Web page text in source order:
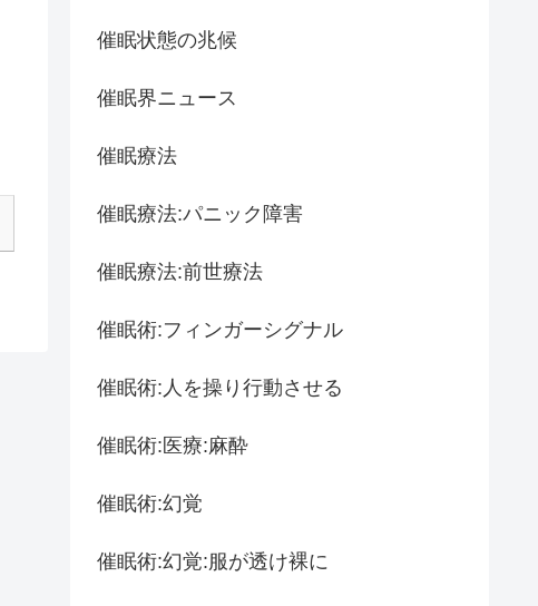
催眠状態の兆候
催眠界ニュース
催眠療法
催眠療法:パニック障害
催眠療法:前世療法
催眠術:フィンガーシグナル
催眠術:人を操り行動させる
催眠術:医療:麻酔
催眠術:幻覚
催眠術:幻覚:服が透け裸に